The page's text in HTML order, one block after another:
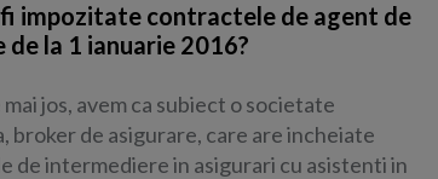
impozitate contractele de agent de
de la 1 ianuarie 2016?
mai jos, avem ca subiect o societate
broker de asigurare, care are incheiate
de intermediere in asigurari cu asistenti in